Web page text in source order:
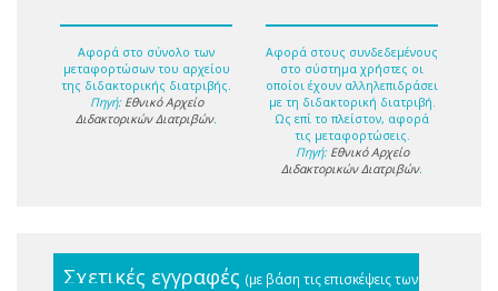
Αφορά στο σύνολο των
μεταφορτώσων του αρχείου
της διδακτορικής διατριβής.
Πηγή: Εθνικό Αρχείο
Διδακτορικών Διατριβών.
Αφορά στους συνδεδεμένους
στο σύστημα χρήστες οι
οποίοι έχουν αλληλεπιδράσει
με τη διδακτορική διατριβή.
Ως επί το πλείστον, αφορά
τις μεταφορτώσεις.
Πηγή: Εθνικό Αρχείο
Διδακτορικών Διατριβών.
Σχετικές εγγραφές (με βάση τις επισκέψεις των